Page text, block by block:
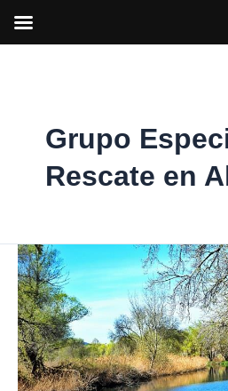
Grupo
Rescate en
Hallado
el
cuerpo
de
un
hombre